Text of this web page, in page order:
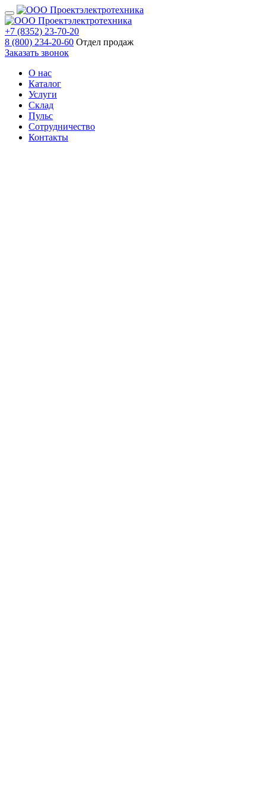
+7 (8352) 23-70-20
8 (800) 234-20-60 Отдел продаж
Заказать звонок
О нас
Каталог
Услуги
Склад
Пульс
Сотрудничество
Контакты